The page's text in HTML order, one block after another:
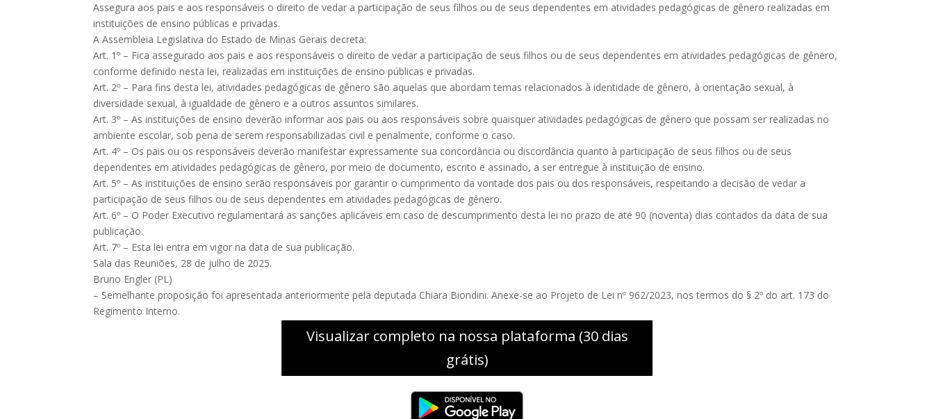
Assegura aos pais e aos responsáveis o direito de vedar a participação de seus filhos ou de seus dependentes em atividades pedagógicas de gênero realizadas em
instituições de ensino públicas e privadas.
A Assembleia Legislativa do Estado de Minas Gerais decreta:
Art. 1º – Fica assegurado aos pais e aos responsáveis o direito de vedar a participação de seus filhos ou de seus dependentes em atividades pedagógicas de gênero,
conforme definido nesta lei, realizadas em instituições de ensino públicas e privadas.
Art. 2º – Para fins desta lei, atividades pedagógicas de gênero são aquelas que abordam temas relacionados à identidade de gênero, à orientação sexual, à
diversidade sexual, à igualdade de gênero e a outros assuntos similares.
Art. 3º – As instituições de ensino deverão informar aos pais ou aos responsáveis sobre quaisquer atividades pedagógicas de gênero que possam ser realizadas no
ambiente escolar, sob pena de serem responsabilizadas civil e penalmente, conforme o caso.
Art. 4º – Os pais ou os responsáveis deverão manifestar expressamente sua concordância ou discordância quanto à participação de seus filhos ou de seus
dependentes em atividades pedagógicas de gênero, por meio de documento, escrito e assinado, a ser entregue à instituição de ensino.
Art. 5º – As instituições de ensino serão responsáveis por garantir o cumprimento da vontade dos pais ou dos responsáveis, respeitando a decisão de vedar a
participação de seus filhos ou de seus dependentes em atividades pedagógicas de gênero.
Art. 6º – O Poder Executivo regulamentará as sanções aplicáveis em caso de descumprimento desta lei no prazo de até 90 (noventa) dias contados da data de sua
publicação.
Art. 7º – Esta lei entra em vigor na data de sua publicação.
Sala das Reuniões, 28 de julho de 2025.
Bruno Engler (PL)
– Semelhante proposição foi apresentada anteriormente pela deputada Chiara Biondini. Anexe-se ao Projeto de Lei nº 962/2023, nos termos do § 2º do art. 173 do
Regimento Interno.
Visualizar completo na nossa plataforma (30 dias
grátis)